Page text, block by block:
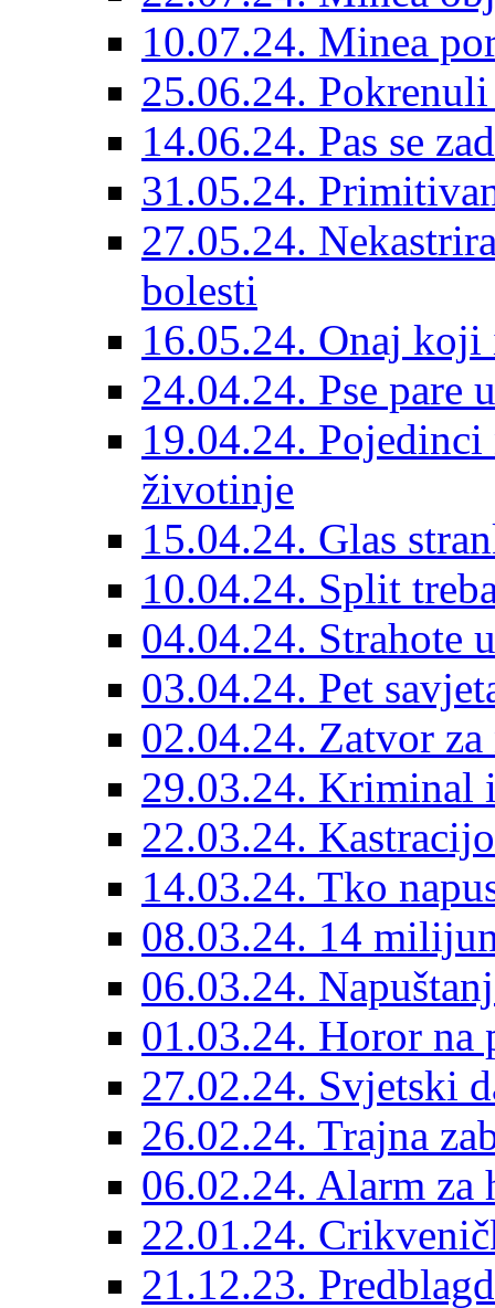
10.07.24. Minea
25.06.24.
14.06.24. Pas se
31.05.24.
27.05.24.
bolesti
16.05.24. Onaj koji
24.04.24. Pse pare
19.04.24.
životinje
15.04.24. Glas
10.04.24. Split
04.04.24. Strahote
03.04.24. Pet
02.04.24. Zatvor
29.03.24. Kriminal
22.03.24.
14.03.24. Tko
08.03.24. 14
06.03.24.
01.03.24. Horor na
27.02.24. Svjetski
26.02.24. Trajna
06.02.24. Alarm
22.01.24.
21.12.23.